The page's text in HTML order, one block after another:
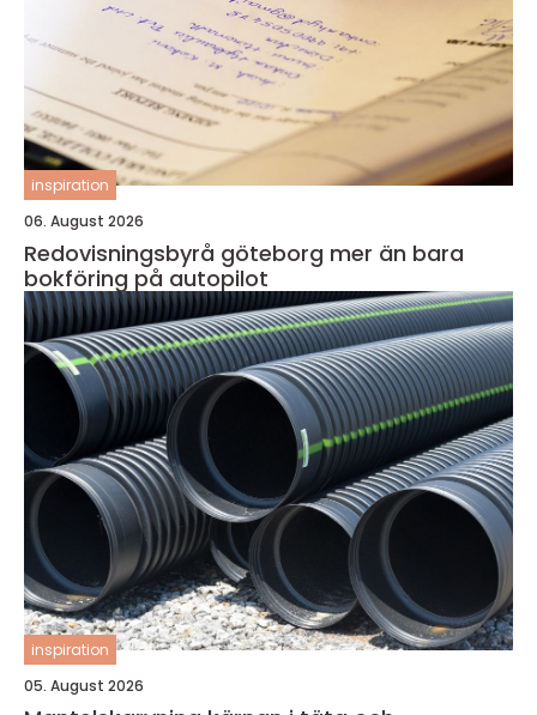
inspiration
06. August 2026
Redovisningsbyrå göteborg mer än bara
bokföring på autopilot
inspiration
05. August 2026